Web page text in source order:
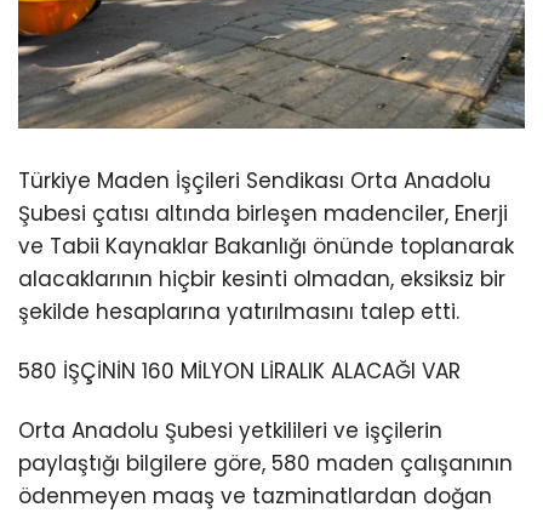
Türkiye Maden İşçileri Sendikası Orta Anadolu
Şubesi çatısı altında birleşen madenciler, Enerji
ve Tabii Kaynaklar Bakanlığı önünde toplanarak
alacaklarının hiçbir kesinti olmadan, eksiksiz bir
şekilde hesaplarına yatırılmasını talep etti.
580 İŞÇİNİN 160 MİLYON LİRALIK ALACAĞI VAR
Orta Anadolu Şubesi yetkilileri ve işçilerin
paylaştığı bilgilere göre, 580 maden çalışanının
ödenmeyen maaş ve tazminatlardan doğan